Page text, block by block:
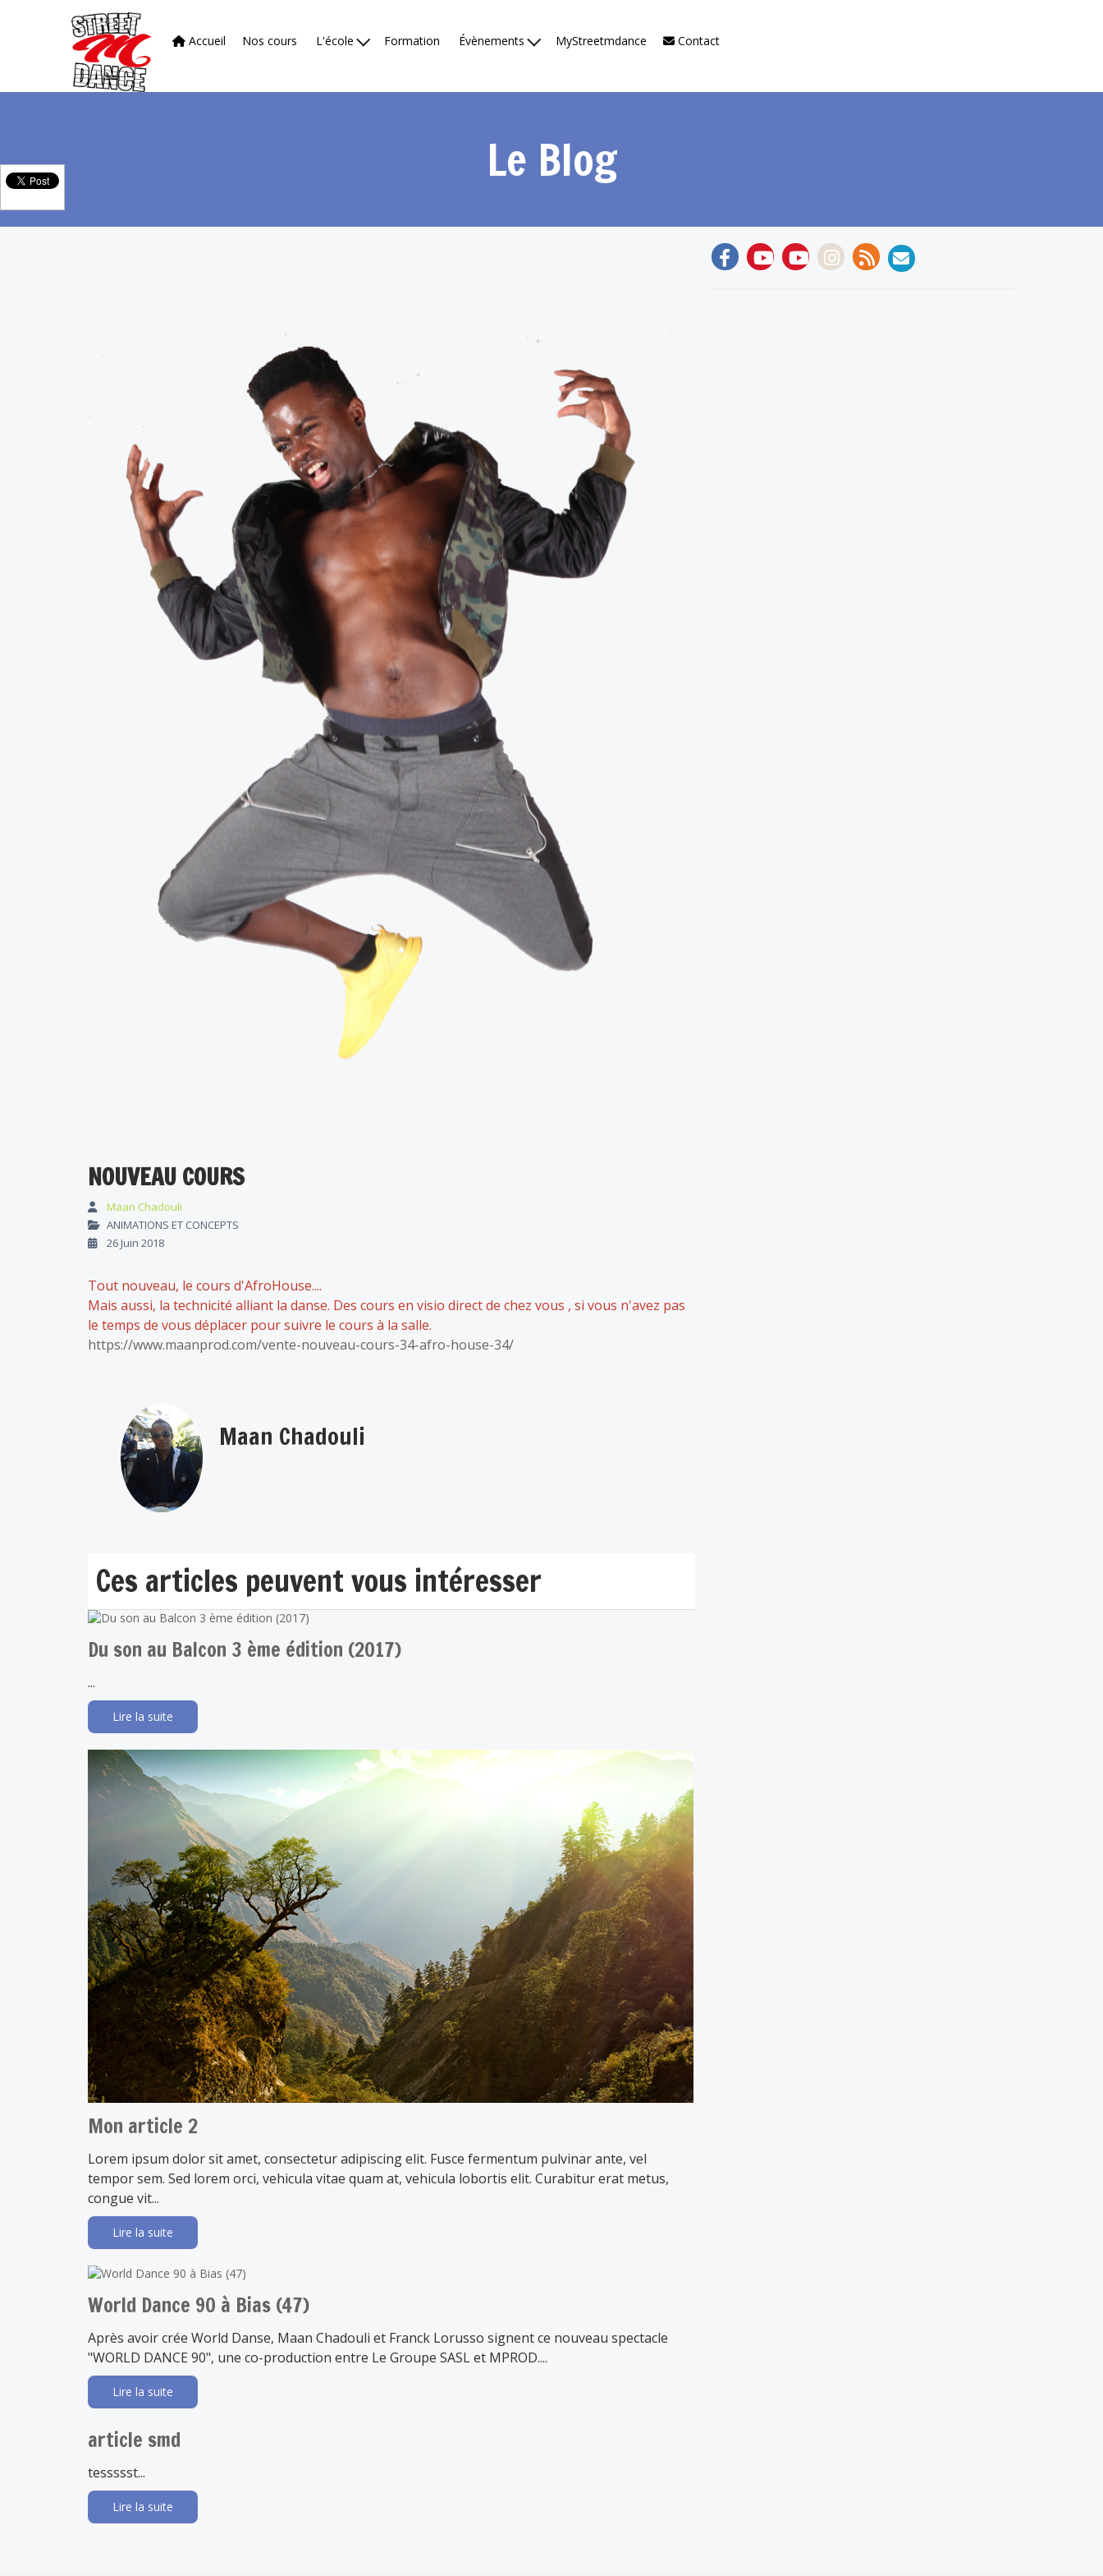
Accueil Nos cours L'école Formation Évènements MyStreetmdance Contact
Le Blog
NOUVEAU COURS
Maan Chadouli
ANIMATIONS ET CONCEPTS
26 Juin 2018
Tout nouveau, le cours d'AfroHouse....
Mais aussi, la technicité alliant la danse. Des cours en visio direct de chez vous , si vous n'avez pas
le temps de vous déplacer pour suivre le cours à la salle.
https://www.maanprod.com/vente-nouveau-cours-34-afro-house-34/
Maan Chadouli
Ces articles peuvent vous intéresser
Du son au Balcon 3 ème édition (2017)
...
Lire la suite
Mon article 2
Lorem ipsum dolor sit amet, consectetur adipiscing elit. Fusce fermentum pulvinar ante, vel
tempor sem. Sed lorem orci, vehicula vitae quam at, vehicula lobortis elit. Curabitur erat metus,
congue vit...
Lire la suite
World Dance 90 à Bias (47)
Après avoir crée World Danse, Maan Chadouli et Franck Lorusso signent ce nouveau spectacle
"WORLD DANCE 90", une co-production entre Le Groupe SASL et MPROD....
Lire la suite
article smd
tessssst...
Lire la suite